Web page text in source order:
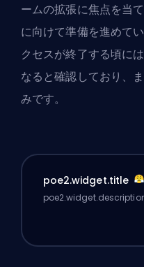
ームの拡張に焦点を当
に向けて準備を進めて
クセスが終了する頃に
なると確認しており、
みです。
poe2.widget.title